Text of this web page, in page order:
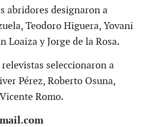
abridores designaron a
Teodoro Higuera, Yovani
Loaiza y Jorge de la Rosa.
seleccionaron a
Pérez, Roberto Osuna,
Romo.